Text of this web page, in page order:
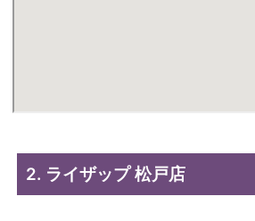
2. ライザップ 松戸店